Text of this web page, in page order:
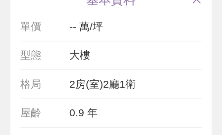
單價 -- 萬/坪
型態 大樓
格局 2房(室)2廳1衛
屋齡 0.9 年